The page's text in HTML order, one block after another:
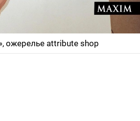
ожерелье attribute shop